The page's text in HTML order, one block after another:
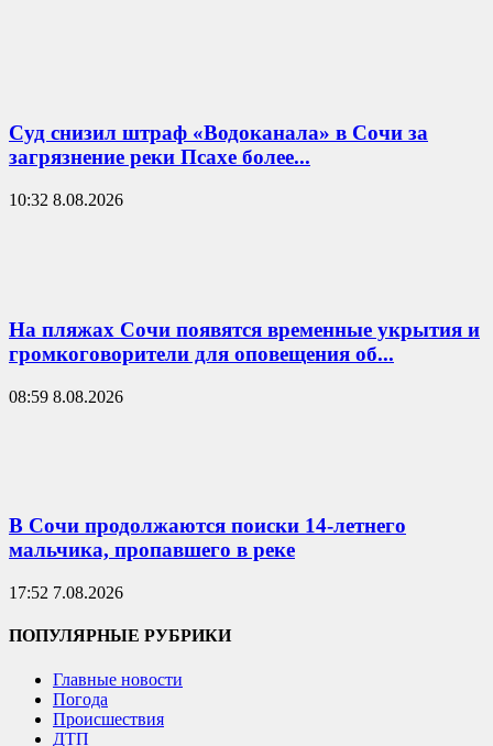
Суд снизил штраф «Водоканала» в Сочи за
загрязнение реки Псахе более...
10:32 8.08.2026
На пляжах Сочи появятся временные укрытия и
громкоговорители для оповещения об...
08:59 8.08.2026
В Сочи продолжаются поиски 14-летнего
мальчика, пропавшего в реке
17:52 7.08.2026
ПОПУЛЯРНЫЕ РУБРИКИ
Главные новости
Погода
Происшествия
ДТП